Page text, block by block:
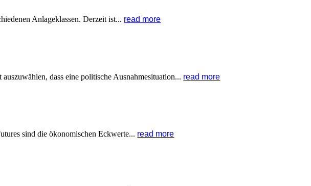
Anlageklassen. Derzeit ist... read more
dass eine politische Ausnahmesituation... read more
sind die ökonomischen Eckwerte... read more